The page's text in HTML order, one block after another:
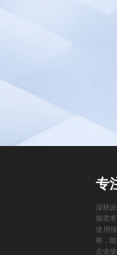
专
深耕
期需
使用
格，
企业